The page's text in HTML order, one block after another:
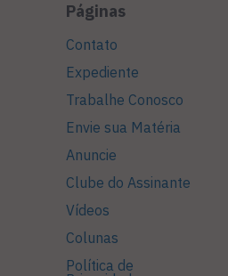
Páginas
Contato
Expediente
Trabalhe Conosco
Envie sua Matéria
Anuncie
Clube do Assinante
Vídeos
Colunas
Política de